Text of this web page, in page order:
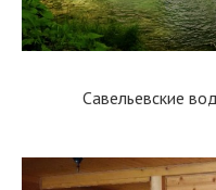
Савельевские